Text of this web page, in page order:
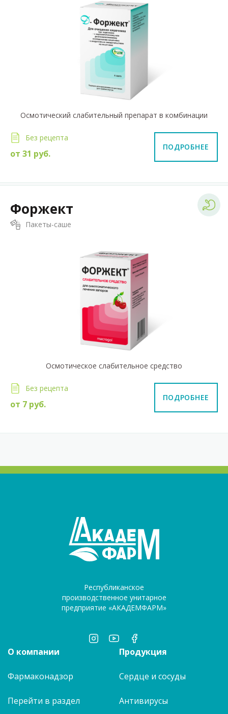
Осмотический слабительный препарат в комбинации
Без рецепта
от 31 руб.
ПОДРОБНЕЕ
Форжект
Пакеты-саше
Осмотическое слабительное средство
Без рецепта
от 7 руб.
ПОДРОБНЕЕ
Республиканское
производственное унитарное
предприятие «АКАДЕМФАРМ»
О компании
Фармаконадзор
Перейти в раздел
Продукция
Сердце и сосуды
Антивирусы